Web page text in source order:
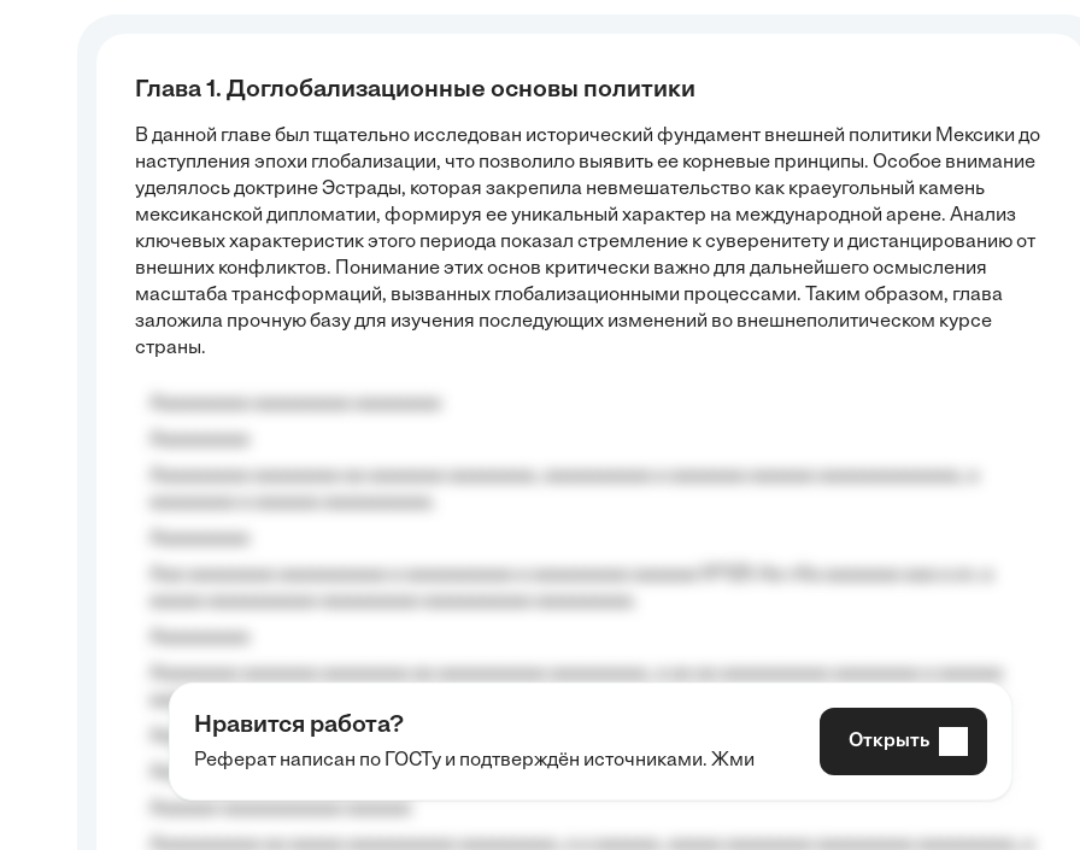
Глава 1. Доглобализационные основы политики
В данной главе был тщательно исследован исторический фундамент внешней политики Мексики до
наступления эпохи глобализации, что позволило выявить ее корневые принципы. Особое внимание
уделялось доктрине Эстрады, которая закрепила невмешательство как краеугольный камень
мексиканской дипломатии, формируя ее уникальный характер на международной арене. Анализ
ключевых характеристик этого периода показал стремление к суверенитету и дистанцированию от
внешних конфликтов. Понимание этих основ критически важно для дальнейшего осмысления
масштаба трансформаций, вызванных глобализационными процессами. Таким образом, глава
заложила прочную базу для изучения последующих изменений во внешнеполитическом курсе
страны.
aaaa aaaa.
Aaaaaaaaa
Aaaaaaaaaa aa aaa aaaaaaaaa, a aaa aaaaaaaaaa aaa, a aaaaaaaaaa, aaaaaa aaaaaa a aaaaaa.
Нравится работа?
Реферат написан по ГОСТу и подтверждён источниками. Жми
Открыть